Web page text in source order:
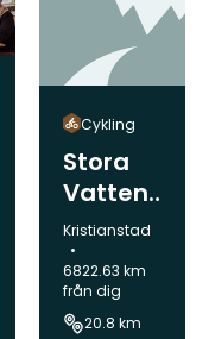
Cykling
Stora
Vattenr
iketrun
dan
Åhus -
naturu
Kommun:
Kristianstad
6822.63 km
från dig
20.8 km